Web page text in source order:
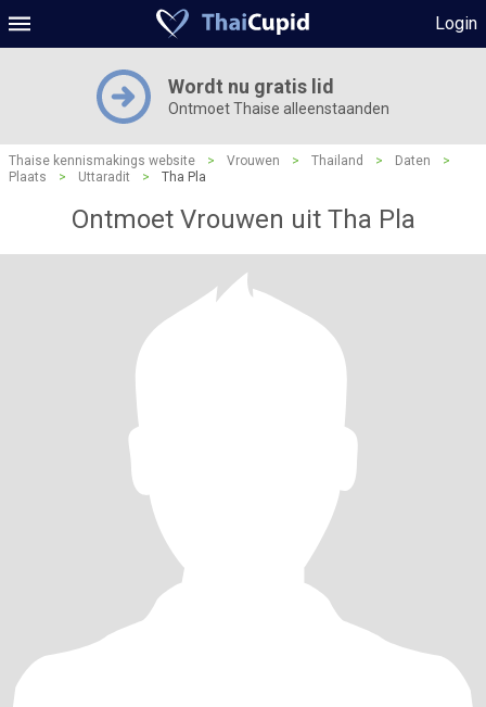
Login
Wordt nu gratis lid
Ontmoet Thaise alleenstaanden
Thaise kennismakings website > Vrouwen > Thailand > Daten
>
Plaats
> Uttaradit > Tha Pla
Ontmoet Vrouwen uit Tha Pla